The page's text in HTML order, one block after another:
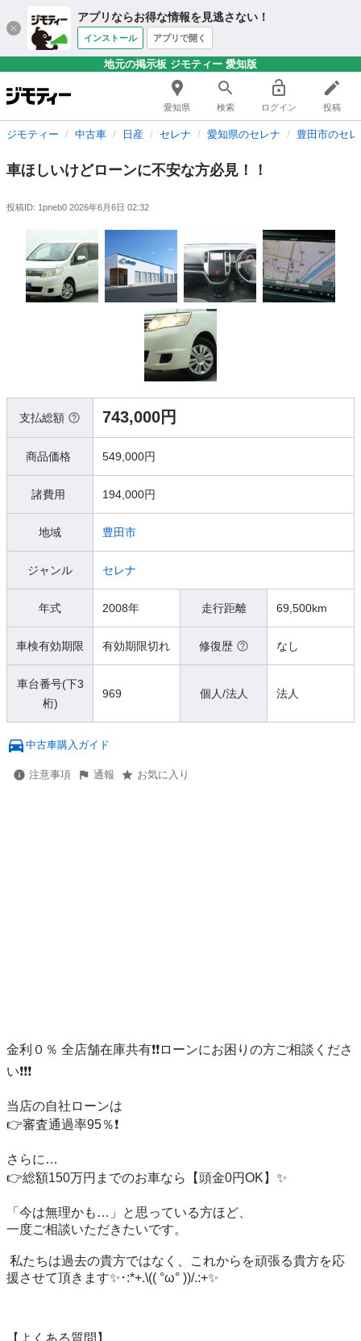
アプリならお得な情報を見逃さない！
インストール アプリで開く
地元の掲示板 ジモティー 愛知版
愛知県 検索 ログイン 投稿
ジモティー 中古車 日産 セレナ 愛知県のセレナ 豊田市のセ
車ほしいけどローンに不安な方必見！！
投稿ID: 1pneb0 2026年6月6日 02:32
支払総額 743,000円
商品価格 549,000円
諸費用 194,000円
地域 豊田市
ジャンル セレナ
年式 2008年 走行距離 69,500km
車検有効期限 有効期限切れ 修復歴 なし
車台番号(下3
桁)
969 個人/法人 法人
中古車購入ガイド
注意事項 通報 お気に入り
金利０％ 全店舗在庫共有❗️❗️ローンにお困りの方ご相談くださ
い❗️❗️❗️
当店の自社ローンは
👉審査通過率95％❗️
さらに…
👉総額150万円までのお車なら【頭金0円OK】✨
「今は無理かも…」と思っている方ほど、
一度ご相談いただきたいです。
援させて頂きます✨･:*+.\(( °ω° ))/.:+✨
【よくある質問】